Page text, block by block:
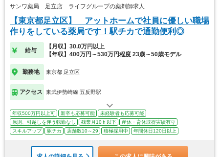
サンワ薬局 足立店 ライフグループの薬剤師求人
【東京都足立区】 アットホームで社員に優しい職場
作りをしている薬局です！駅チカで通勤便利◎
給与
【月収】30.0万円以上
【年収】400万円～530万円程度 23歳～50歳モデル
勤務地 東京都 足立区
アクセス 東武伊勢崎線 五反野駅
年収500万円以上可 新卒も応募可能
未経験者も応募可能
原則、引越しを伴う転勤なし
残業月10ｈ以下
産休・育休取得実績有り
スキルアップ
駅チカ 店舗数10～29 積極採用中 年間休日120日以上